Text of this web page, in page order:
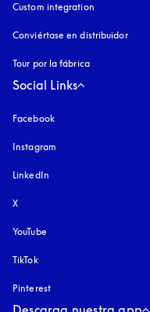
Custom integration
Conviértase en distribuidor
Tour por la fábrica
Social Links
Facebook
Instagram
LinkedIn
X
YouTube
TikTok
Pinterest